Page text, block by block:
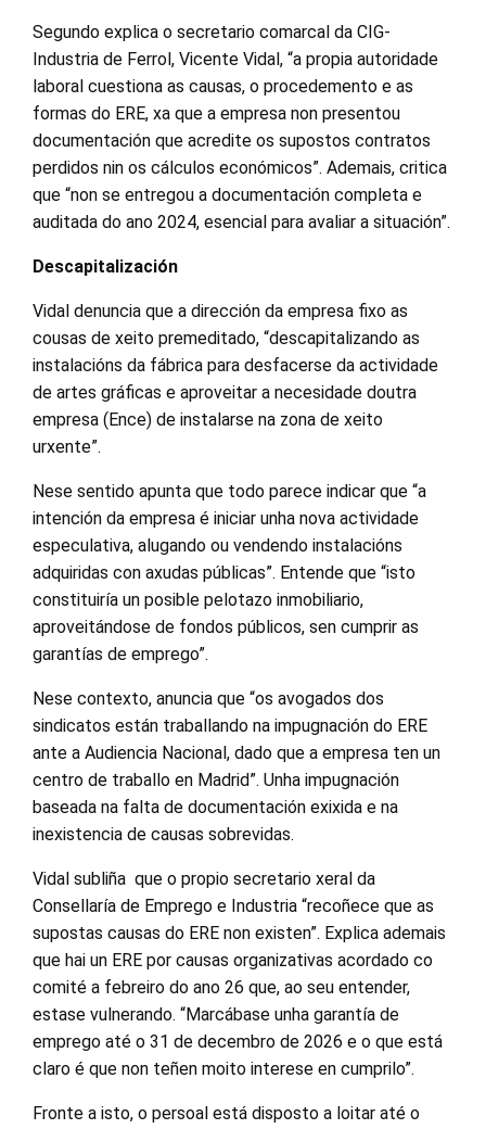
Segundo explica o secretario comarcal da CIG-
Industria de Ferrol, Vicente Vidal, “a propia autoridade
laboral cuestiona as causas, o procedemento e as
formas do ERE, xa que a empresa non presentou
documentación que acredite os supostos contratos
perdidos nin os cálculos económicos”. Ademais, critica
que “non se entregou a documentación completa e
auditada do ano 2024, esencial para avaliar a situación”.
Descapitalización
Vidal denuncia que a dirección da empresa fixo as
cousas de xeito premeditado, “descapitalizando as
instalacións da fábrica para desfacerse da actividade
de artes gráficas e aproveitar a necesidade doutra
empresa (Ence) de instalarse na zona de xeito
urxente”.
Nese sentido apunta que todo parece indicar que “a
intención da empresa é iniciar unha nova actividade
especulativa, alugando ou vendendo instalacións
adquiridas con axudas públicas”. Entende que “isto
constituiría un posible pelotazo inmobiliario,
aproveitándose de fondos públicos, sen cumprir as
garantías de emprego”.
Nese contexto, anuncia que “os avogados dos
sindicatos están traballando na impugnación do ERE
ante a Audiencia Nacional, dado que a empresa ten un
centro de traballo en Madrid”. Unha impugnación
baseada na falta de documentación exixida e na
inexistencia de causas sobrevidas.
Vidal subliña que o propio secretario xeral da
Consellaría de Emprego e Industria “recoñece que as
supostas causas do ERE non existen”. Explica ademais
que hai un ERE por causas organizativas acordado co
comité a febreiro do ano 26 que, ao seu entender,
estase vulnerando. “Marcábase unha garantía de
emprego até o 31 de decembro de 2026 e o que está
claro é que non teñen moito interese en cumprilo”.
Fronte a isto, o persoal está disposto a loitar até o